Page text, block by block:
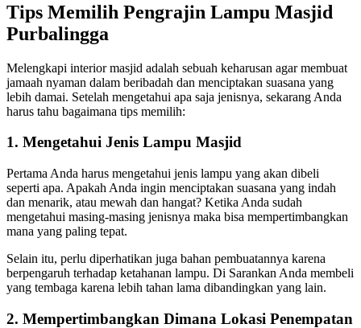
Tips Memilih Pengrajin Lampu Masjid
Purbalingga
Melengkapi interior masjid adalah sebuah keharusan agar membuat
jamaah nyaman dalam beribadah dan menciptakan suasana yang
lebih damai. Setelah mengetahui apa saja jenisnya, sekarang Anda
harus tahu bagaimana tips memilih:
1. Mengetahui Jenis Lampu Masjid
Pertama Anda harus mengetahui jenis lampu yang akan dibeli
seperti apa. Apakah Anda ingin menciptakan suasana yang indah
dan menarik, atau mewah dan hangat? Ketika Anda sudah
mengetahui masing-masing jenisnya maka bisa mempertimbangkan
mana yang paling tepat.
Selain itu, perlu diperhatikan juga bahan pembuatannya karena
berpengaruh terhadap ketahanan lampu. Di Sarankan Anda membeli
yang tembaga karena lebih tahan lama dibandingkan yang lain.
2. Mempertimbangkan Dimana Lokasi Penempatan